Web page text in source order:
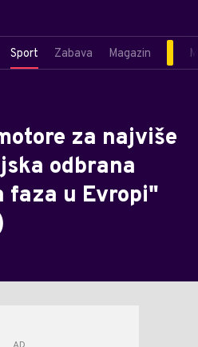
Sport Zabava Magazin
za najviše
odbrana
u Evropi"